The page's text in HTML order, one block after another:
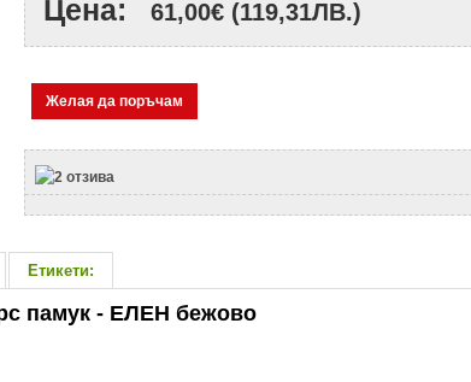
Цена: 61,00€ (119,31ЛВ.)
Желая да поръчам
Етикети:
памук - ЕЛЕН бежово